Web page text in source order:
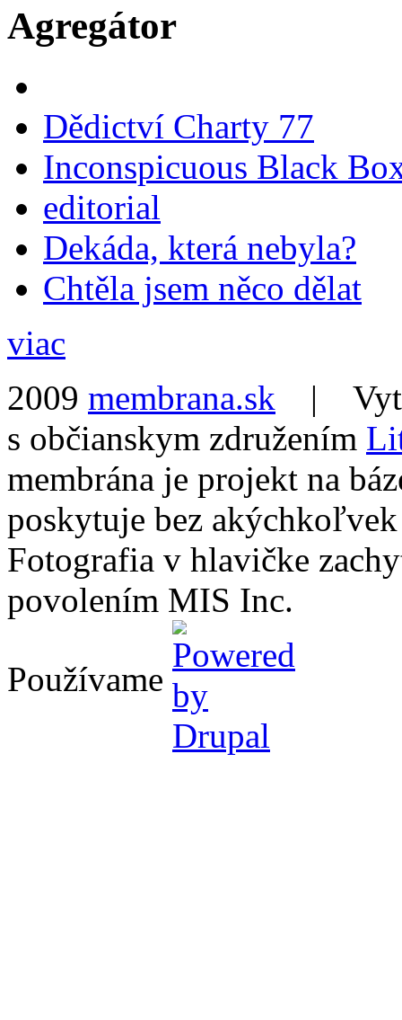
Agregátor
Dědictví Charty 77
Inconspicuous Black
editorial
Dekáda, která nebyla?
Chtěla jsem něco dělat
viac
2009 membrana.sk |
s občianskym združením
membrána je projekt na
poskytuje bez
Fotografia v hlavičke
povolením MIS Inc.
Používame